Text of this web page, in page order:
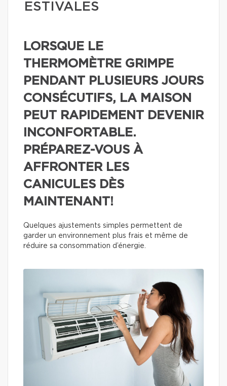
ESTIVALES
LORSQUE LE
THERMOMÈTRE GRIMPE
PENDANT PLUSIEURS JOURS
CONSÉCUTIFS, LA MAISON
PEUT RAPIDEMENT DEVENIR
INCONFORTABLE.
PRÉPAREZ-VOUS À
AFFRONTER LES
CANICULES DÈS
MAINTENANT!
Quelques ajustements simples permettent de
garder un environnement plus frais et même de
réduire sa consommation d’énergie.